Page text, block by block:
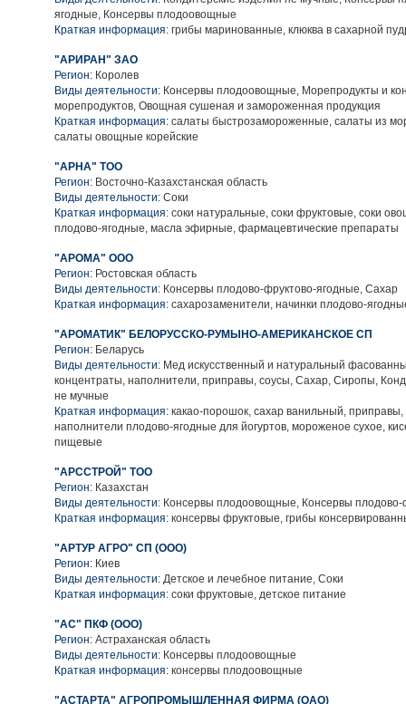
ягодные, Консервы плодоовощные
Краткая информация: грибы маринованные, клюква в сахарной
"АРИРАН" ЗАО
Регион: Королев
Виды деятельности: Консервы плодоовощные, Морепродукты и
морепродуктов, Овощная сушеная и замороженная продукция
Краткая информация: салаты быстрозамороженные, салаты из
салаты овощные корейские
"АРНА" ТОО
Регион: Восточно-Казахстанская область
Виды деятельности: Соки
Краткая информация: соки натуральные, соки фруктовые, соки
плодово-ягодные, масла эфирные, фармацевтические препараты
"АРОМА" ООО
Регион: Ростовская область
Виды деятельности: Консервы плодово-фруктово-ягодные, Сахар
Краткая информация: сахарозаменители, начинки плодово-
"АРОМАТИК" БЕЛОРУССКО-РУМЫНО-АМЕРИКАНСКОЕ СП
Регион: Беларусь
Виды деятельности: Мед искусственный и натуральный
концентраты, наполнители, приправы, соусы, Сахар, Сиропы,
не мучные
Краткая информация: какао-порошок, сахар ванильный,
наполнители плодово-ягодные для йогуртов, мороженое сухое,
пищевые
"АРССТРОЙ" ТОО
Регион: Казахстан
Виды деятельности: Консервы плодоовощные, Консервы плодово-
Краткая информация: консервы фруктовые, грибы
"АРТУР АГРО" СП (ООО)
Регион: Киев
Виды деятельности: Детское и лечебное питание, Соки
Краткая информация: соки фруктовые, детское питание
"АС" ПКФ (ООО)
Регион: Астраханская область
Виды деятельности: Консервы плодоовощные
Краткая информация: консервы плодоовощные
"АСТАРТА" АГРОПРОМЫШЛЕННАЯ ФИРМА (ОАО)